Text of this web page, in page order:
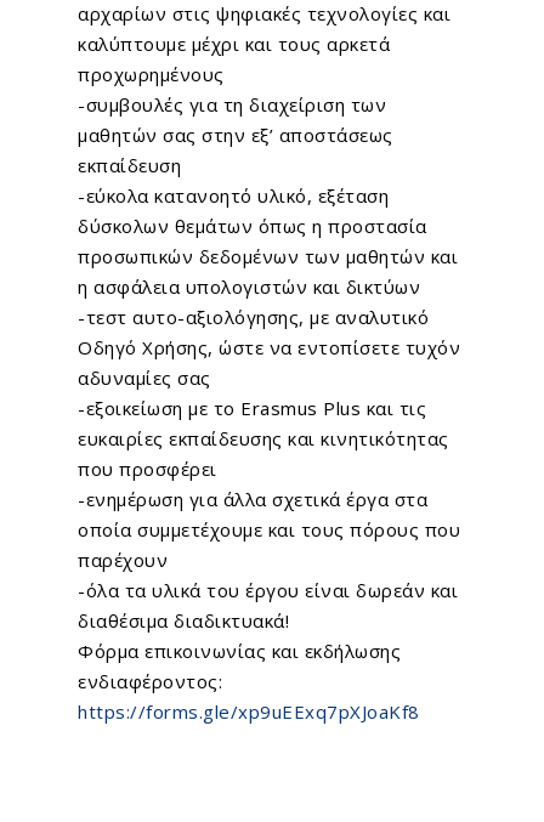
αρχαρίων στις ψηφιακές τεχνολογίες και
καλύπτουμε μέχρι και τους αρκετά
προχωρημένους
-συμβουλές για τη διαχείριση των
μαθητών σας στην εξ’ αποστάσεως
εκπαίδευση
-εύκολα κατανοητό υλικό, εξέταση
δύσκολων θεμάτων όπως η προστασία
προσωπικών δεδομένων των μαθητών και
η ασφάλεια υπολογιστών και δικτύων
-τεστ αυτο-αξιολόγησης, με αναλυτικό
Οδηγό Χρήσης, ώστε να εντοπίσετε τυχόν
αδυναμίες σας
-εξοικείωση με το Erasmus Plus και τις
ευκαιρίες εκπαίδευσης και κινητικότητας
που προσφέρει
-ενημέρωση για άλλα σχετικά έργα στα
οποία συμμετέχουμε και τους πόρους που
παρέχουν
-όλα τα υλικά του έργου είναι δωρεάν και
διαθέσιμα διαδικτυακά!
Φόρμα επικοινωνίας και εκδήλωσης
ενδιαφέροντος:
https://forms.gle/xp9uEExq7pXJoaKf8
About Us
What We Do
Serious Games
EU Proposal